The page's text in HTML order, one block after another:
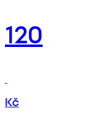
120
Kč